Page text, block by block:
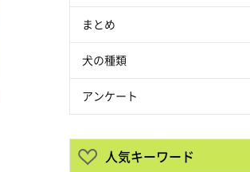
まとめ
犬の種類
アンケート
人気キーワード